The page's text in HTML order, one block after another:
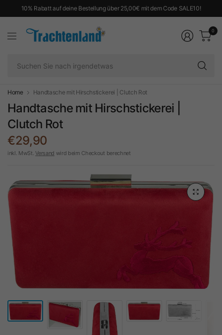
10% Rabatt auf deine Bestellung über 25,00€ mit dem Code SALE10!
0
Home Handtasche mit Hirschstickerei | Clutch Rot
Handtasche mit Hirschstickerei |
Clutch Rot
€29,90
inkl. MwSt.Versand wird beim Checkout berechnet